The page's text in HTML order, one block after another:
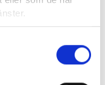
mycket
att man trivs
har
bygga och göra